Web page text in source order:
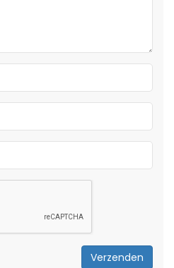
Verzenden